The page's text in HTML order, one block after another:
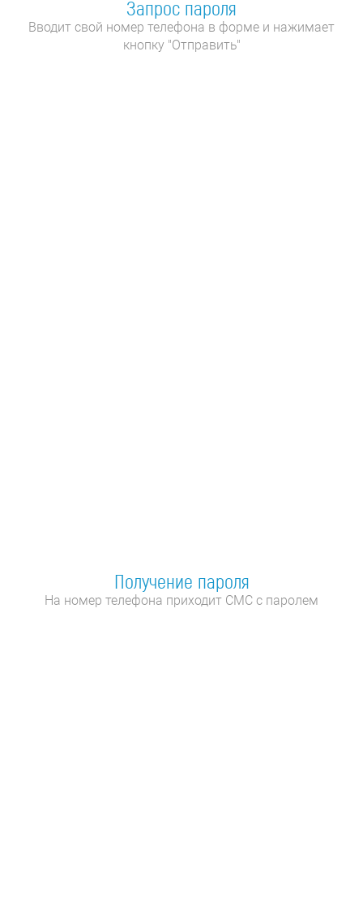
Запрос пароля
Вводит свой номер телефона в форме и нажимает
кнопку "Отправить"
Получение пароля
На номер телефона приходит СМС с паролем